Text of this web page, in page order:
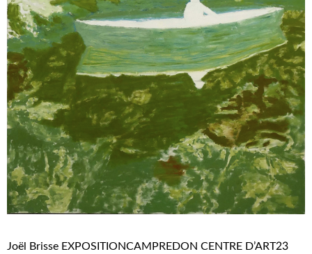
Joël Brisse EXPOSITIONCAMPREDON CENTRE D’ART23